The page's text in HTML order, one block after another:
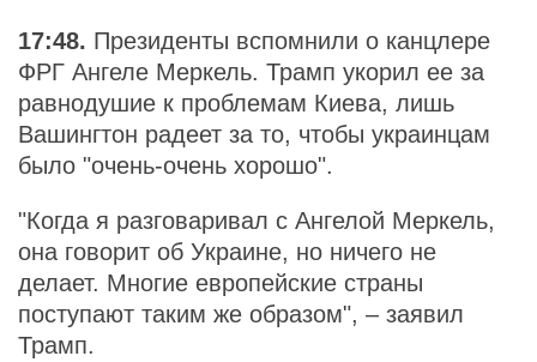
17:48. Президенты вспомнили о канцлере
ФРГ Ангеле Меркель. Трамп укорил ее за
равнодушие к проблемам Киева, лишь
Вашингтон радеет за то, чтобы украинцам
было "очень-очень хорошо".
"Когда я разговаривал с Ангелой Меркель,
она говорит об Украине, но ничего не
делает. Многие европейские страны
поступают таким же образом", – заявил
Трамп.